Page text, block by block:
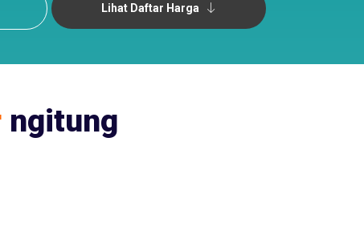
Lihat Daftar Harga
ngitung